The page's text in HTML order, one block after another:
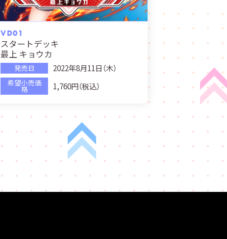
VD01
スタートデッキ
最上 キョウカ
発売日 2022年8月11日（木）
希望小売価
格 1,760円（税込）